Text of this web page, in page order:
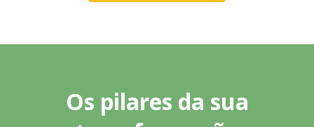
Os pilares da sua